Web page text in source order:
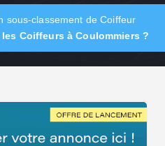
sous-classement de Coiffeur
Coiffeurs à Coulommiers ?